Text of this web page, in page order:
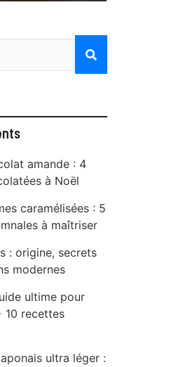
amande : 4
à Noël
caramélisées : 5
à maîtriser
: origine, secrets
modernes
ultime pour
10 recettes
ultra léger :